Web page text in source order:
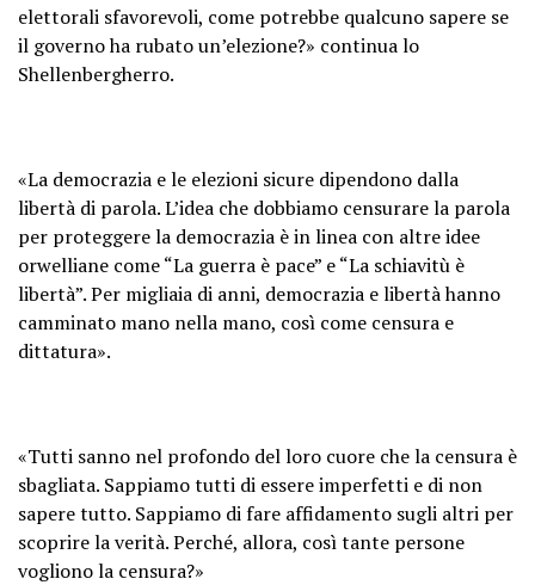
elettorali sfavorevoli, come potrebbe qualcuno sapere se
il governo ha rubato un’elezione?» continua lo
Shellenbergherro.
«La democrazia e le elezioni sicure dipendono dalla
libertà di parola. L’idea che dobbiamo censurare la parola
per proteggere la democrazia è in linea con altre idee
orwelliane come “La guerra è pace” e “La schiavitù è
libertà”. Per migliaia di anni, democrazia e libertà hanno
camminato mano nella mano, così come censura e
dittatura».
«Tutti sanno nel profondo del loro cuore che la censura è
sbagliata. Sappiamo tutti di essere imperfetti e di non
sapere tutto. Sappiamo di fare affidamento sugli altri per
scoprire la verità. Perché, allora, così tante persone
vogliono la censura?»